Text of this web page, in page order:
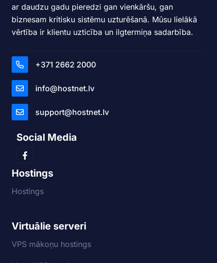
ar daudzu gadu pieredzi gan vienkāršu, gan
biznesam kritisku sistēmu uzturēšanā. Mūsu lielākā
vērtība ir klientu uzticība un ilgtermiņa sadarbība.
+371 2662 2000
info@hostnet.lv
support@hostnet.lv
Social Media
Hostings
Hostings
Virtuālie serveri
VPS mākoņu hostings